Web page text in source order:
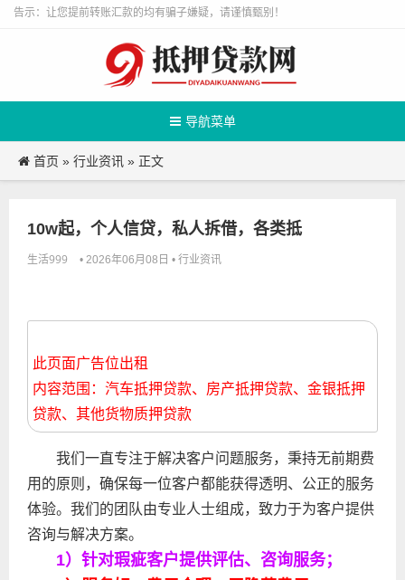
告示：让您提前转账汇款的均有骗子嫌疑，请谨慎甄别！
导航菜单
首页 » 行业资讯 » 正文
10w起，个人信贷，私人拆借，各类抵
生活999 • 2026年06月08日 • 行业资讯
此页面广告位出租
内容范围：汽车抵押贷款、房产抵押贷款、金银抵押
贷款、其他货物质押贷款
我们一直专注于解决客户问题服务，秉持无前期费
用的原则，确保每一位客户都能获得透明、公正的服务
体验。我们的团队由专业人士组成，致力于为客户提供
咨询与解决方案。
1）针对瑕疵客户提供评估、咨询服务；